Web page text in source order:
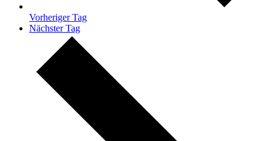
Vorheriger Tag
Nächster Tag